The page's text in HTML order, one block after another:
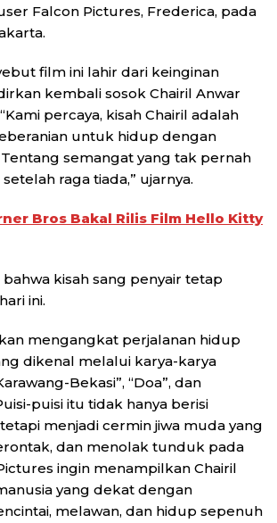
Falcon Pictures, Frederica, pada
film ini lahir dari keinginan
kembali sosok Chairil Anwar
percaya, kisah Chairil adalah
untuk hidup dengan
Tentang semangat yang tak pernah
raga tiada,” ujarnya.
Bros Bakal Rilis Film Hello Kitty
kisah sang penyair tetap
ini.
mengangkat perjalanan hidup
dikenal melalui karya-karya
Bekasi”, “Doa”, dan
puisi itu tidak hanya berisi
menjadi cermin jiwa muda yang
dan menolak tunduk pada
ingin menampilkan Chairil
yang dekat dengan
melawan, dan hidup sepenuh